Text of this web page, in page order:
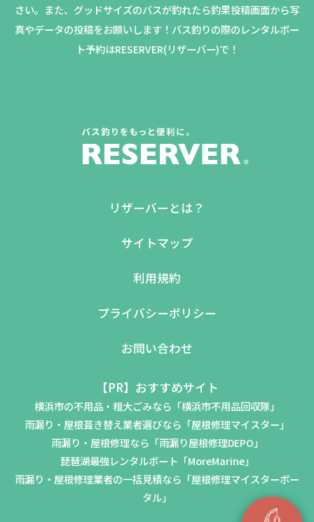
さい。 また、グッドサイズのバスが釣れたら釣果投稿画面から写
真やデータの投稿をお願いします！バス釣りの際のレンタルボー
ト予約はRESERVER(リザーバー)で！
リザーバーとは？
サイトマップ
利用規約
プライバシーポリシー
お問い合わせ
【PR】おすすめサイト
横浜市の不用品・粗大ごみなら「横浜市不用品回収隊」
雨漏り・屋根葺き替え業者選びなら「屋根修理マイスター」
雨漏り・屋根修理なら「雨漏り屋根修理DEPO」
琵琶湖最強レンタルボート「MoreMarine」
雨漏り・屋根修理業者の一括見積なら「屋根修理マイスターポー
タル」